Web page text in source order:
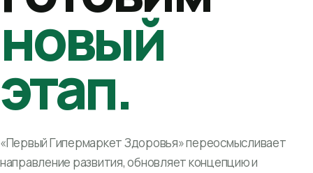
новый
этап.
«Первый Гипермаркет Здоровья» переосмысливает
направление развития, обновляет концепцию и